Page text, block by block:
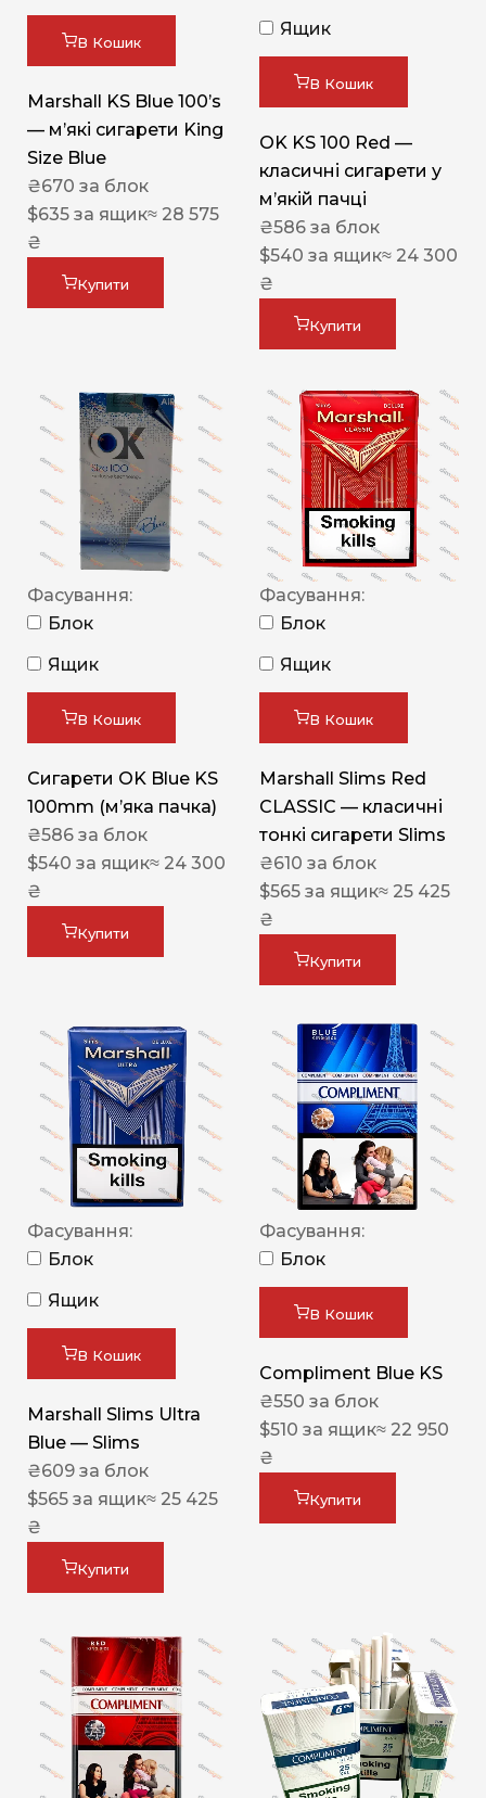
В Кошик
Marshall KS Blue 100’s
— м’які сигарети King
Size Blue
₴670 за блок
$635 за ящик≈ 28 575
₴
Купити
Ящик
В Кошик
OK KS 100 Red —
класичні сигарети у
м’якій пачці
₴586 за блок
$540 за ящик≈ 24 300
₴
Купити
Фасування:
Блок
Ящик
В Кошик
Сигарети OK Blue KS
100mm (м’яка пачка)
₴586 за блок
$540 за ящик≈ 24 300
₴
Купити
Фасування:
Блок
Ящик
В Кошик
Marshall Slims Red
CLASSIC — класичні
тонкі сигарети Slims
₴610 за блок
$565 за ящик≈ 25 425
₴
Купити
Фасування:
Блок
Ящик
В Кошик
Marshall Slims Ultra
Blue — Slims
₴609 за блок
$565 за ящик≈ 25 425
₴
Купити
Фасування:
Блок
В Кошик
Compliment Blue KS
₴550 за блок
$510 за ящик≈ 22 950
₴
Купити